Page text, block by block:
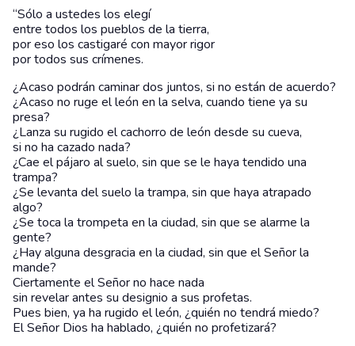
“Sólo a ustedes los elegí
entre todos los pueblos de la tierra,
por eso los castigaré con mayor rigor
por todos sus crímenes.
¿Acaso podrán caminar dos juntos, si no están de acuerdo?
¿Acaso no ruge el león en la selva, cuando tiene ya su
presa?
¿Lanza su rugido el cachorro de león desde su cueva,
si no ha cazado nada?
¿Cae el pájaro al suelo, sin que se le haya tendido una
trampa?
¿Se levanta del suelo la trampa, sin que haya atrapado
algo?
¿Se toca la trompeta en la ciudad, sin que se alarme la
gente?
¿Hay alguna desgracia en la ciudad, sin que el Señor la
mande?
Ciertamente el Señor no hace nada
sin revelar antes su designio a sus profetas.
Pues bien, ya ha rugido el león, ¿quién no tendrá miedo?
El Señor Dios ha hablado, ¿quién no profetizará?